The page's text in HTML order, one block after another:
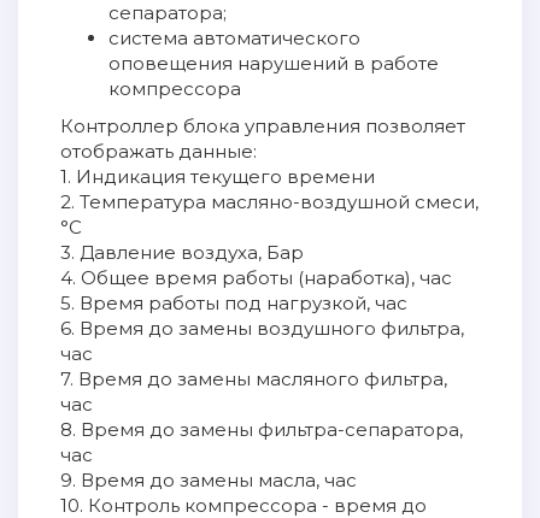
сепаратора;
система автоматического
оповещения нарушений в работе
компрессора
Контроллер блока управления позволяет
отображать данные:
1. Индикация текущего времени
2. Температура масляно-воздушной смеси,
°С
3. Давление воздуха, Бар
4. Общее время работы (наработка), час
5. Время работы под нагрузкой, час
6. Время до замены воздушного фильтра,
час
7. Время до замены масляного фильтра,
час
8. Время до замены фильтра-сепаратора,
час
9. Время до замены масла, час
10. Контроль компрессора - время до